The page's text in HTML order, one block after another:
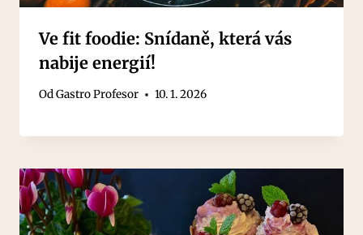
Ve fit foodie: Snídaně, která vás
nabije energií!
OdGastro Profesor 10. 1. 2026